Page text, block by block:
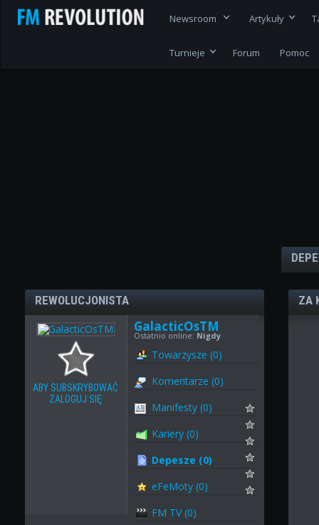
Newsroom Artykuły
Turnieje Forum Pomoc
REWOLUCJONISTA
ABY SUBSKRYBOWAĆ
ZALOGUJ SIĘ
GalacticOsTM
Ostatnio online: Nigdy
Towarzysze (0)
Komentarze (0)
Manifesty (0)
Kariery (0)
Depesze (0)
eFeMoty (0)
FM TV (0)
ZA